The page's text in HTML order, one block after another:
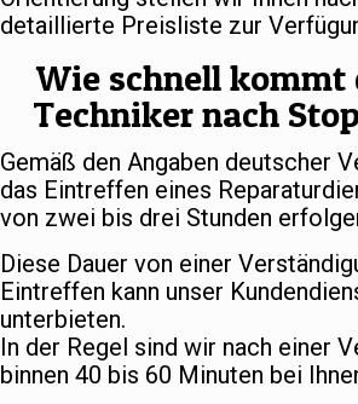
detaillierte Preisliste zur
Wie schnell kommt
Techniker nach
Gemäß den Angaben deutscher
das Eintreffen eines
von zwei bis drei Stunden
Diese Dauer von einer
Eintreffen kann unser
unterbieten.
In der Regel sind wir nach einer
binnen 40 bis 60 Minuten bei